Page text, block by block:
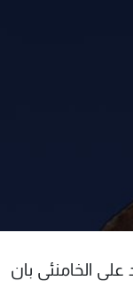
علي الخامنئي بان